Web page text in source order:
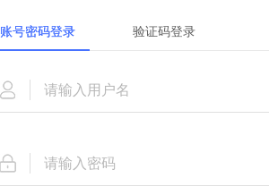
账号密码登录 验证码登录